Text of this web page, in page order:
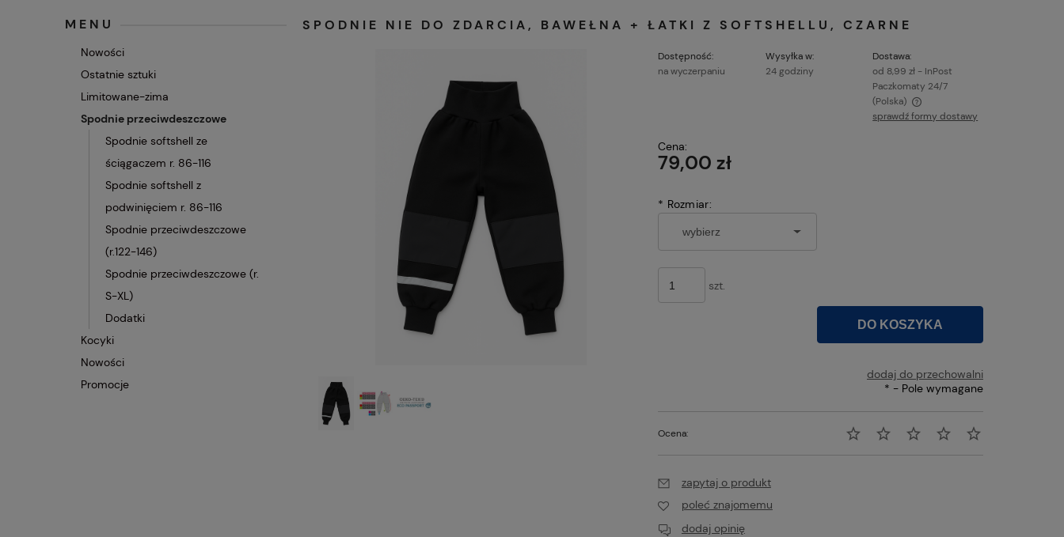
MENU
Nowości
Ostatnie sztuki
Limitowane-zima
Spodnie przeciwdeszczowe
Spodnie softshell ze
ściągaczem r. 86-116
Spodnie softshell z
podwinięciem r. 86-116
Spodnie przeciwdeszczowe
(r.122-146)
Spodnie przeciwdeszczowe (r.
S-XL)
Dodatki
Kocyki
Nowości
Promocje
SPODNIE NIE DO ZDARCIA, BAWEŁNA + ŁATKI Z SOFTSHELLU, CZARNE
Dostępność:
na wyczerpaniu
Wysyłka w:
24 godziny
Dostawa:
od 8,99 zł - InPost
Paczkomaty 24/7
(Polska)
sprawdź formy dostawy
Cena:
79,00 zł
* Rozmiar:
szt.
DO KOSZYKA
dodaj do przechowalni
* - Pole wymagane
Ocena:
zapytaj o produkt
poleć znajomemu
dodaj opinię